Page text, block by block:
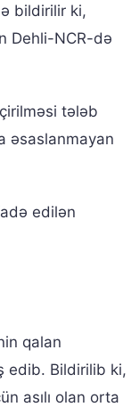
bildirilir ki,
Dehli-NCR-də
tələb
əsaslanmayan
edilən
qalan
edib. Bildirilib ki,
asılı olan orta